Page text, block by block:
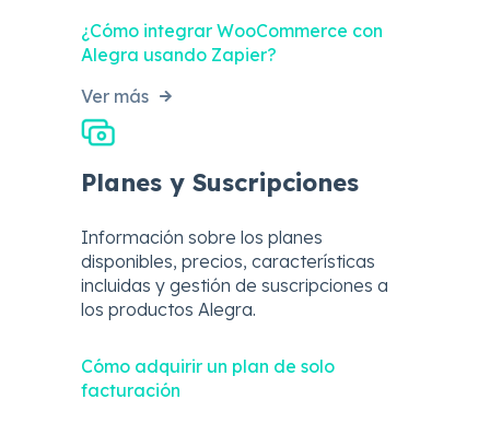
¿Cómo integrar WooCommerce con
Alegra usando Zapier?
Ver más
Planes y Suscripciones
Información sobre los planes
disponibles, precios, características
incluidas y gestión de suscripciones a
los productos Alegra.
Cómo adquirir un plan de solo
facturación